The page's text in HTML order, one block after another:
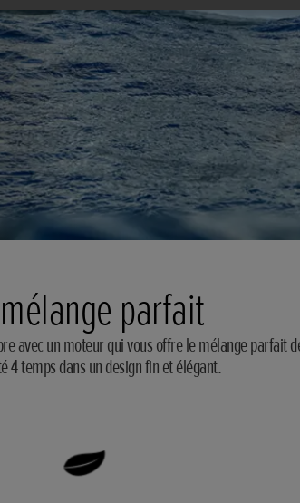
parfait
avec un moteur qui vous offre le mélange parfait
4 temps dans un design fin et élégant.